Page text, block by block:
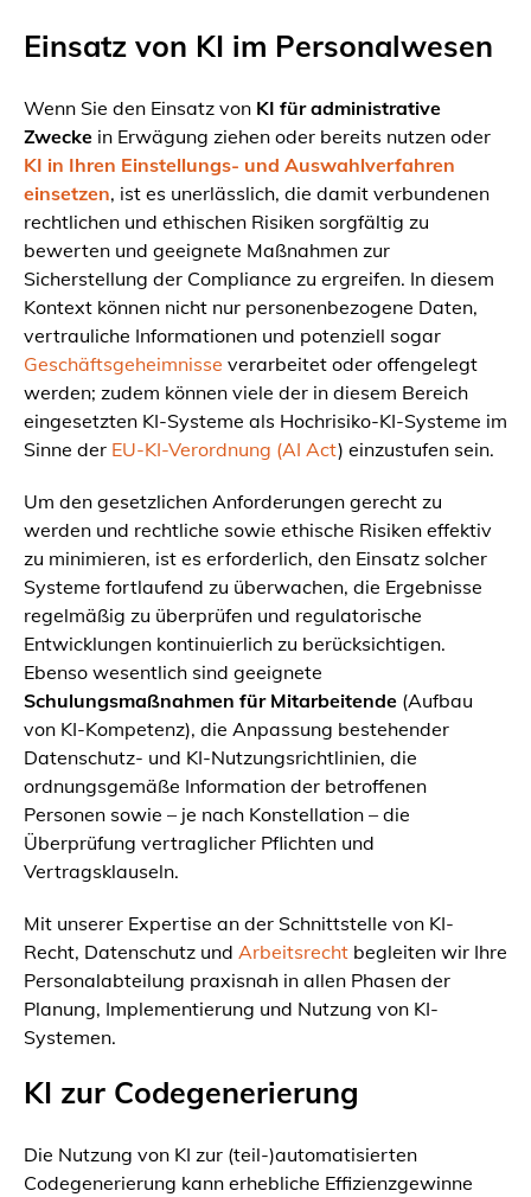
Einsatz von KI im Personalwesen
Wenn Sie den Einsatz von KI für administrative
Zwecke in Erwägung ziehen oder bereits nutzen oder
KI in Ihren Einstellungs- und Auswahlverfahren
einsetzen, ist es unerlässlich, die damit verbundenen
rechtlichen und ethischen Risiken sorgfältig zu
bewerten und geeignete Maßnahmen zur
Sicherstellung der Compliance zu ergreifen. In diesem
Kontext können nicht nur personenbezogene Daten,
vertrauliche Informationen und potenziell sogar
Geschäftsgeheimnisse verarbeitet oder offengelegt
werden; zudem können viele der in diesem Bereich
eingesetzten KI-Systeme als Hochrisiko-KI-Systeme im
Sinne der EU-KI-Verordnung (AI Act) einzustufen sein.
Um den gesetzlichen Anforderungen gerecht zu
werden und rechtliche sowie ethische Risiken effektiv
zu minimieren, ist es erforderlich, den Einsatz solcher
Systeme fortlaufend zu überwachen, die Ergebnisse
regelmäßig zu überprüfen und regulatorische
Entwicklungen kontinuierlich zu berücksichtigen.
Ebenso wesentlich sind geeignete
Schulungsmaßnahmen für Mitarbeitende (Aufbau
von KI-Kompetenz), die Anpassung bestehender
Datenschutz- und KI-Nutzungsrichtlinien, die
ordnungsgemäße Information der betroffenen
Personen sowie – je nach Konstellation – die
Überprüfung vertraglicher Pflichten und
Vertragsklauseln.
Mit unserer Expertise an der Schnittstelle von KI-
Recht, Datenschutz und Arbeitsrecht begleiten wir Ihre
Personalabteilung praxisnah in allen Phasen der
Planung, Implementierung und Nutzung von KI-
Systemen.
KI zur Codegenerierung
Die Nutzung von KI zur (teil-)automatisierten
Codegenerierung kann erhebliche Effizienzgewinne